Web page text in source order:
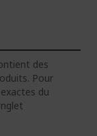
des
Pour
du